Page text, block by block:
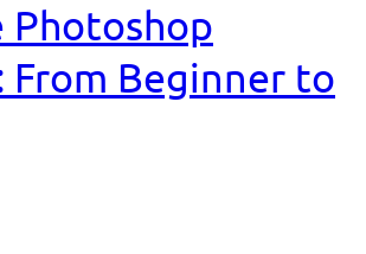
From Beginner to